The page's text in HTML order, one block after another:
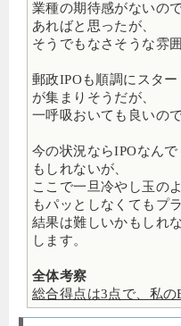
業種の期待感がないの
あればと思ったが、
そうでもなさそうな雰囲
郵政IPOも順調にスタ
が集まりそうだが、
一呼吸おいても良いの
今の状況ならIPOなん
もしれないが、
ここで一旦冷やし玉の
もパッとしなくてもプ
結果は難しいかもしれ
します。
全体考察
総合得点は3点で、私